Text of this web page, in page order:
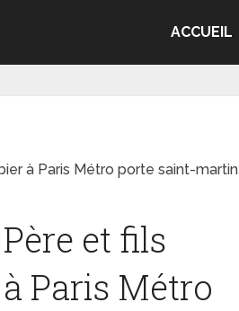
ACCUEIL
à Paris Métro porte saint-martin
et fils
Paris Métro